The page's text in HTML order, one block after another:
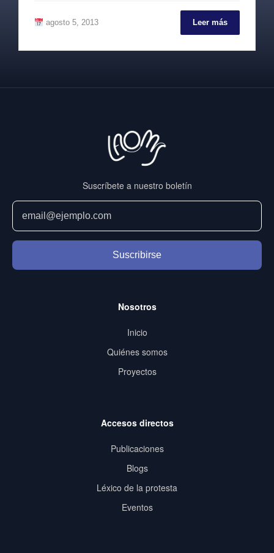
agosto 5, 2013 Leer más
Suscríbete a nuestro boletín
Suscribirse
Nosotros
Inicio
Quiénes somos
Proyectos
Accesos directos
Publicaciones
Blogs
Léxico de la protesta
Eventos